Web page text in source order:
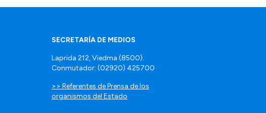
SECRETARÍA DE MEDIOS
Laprida 212, Viedma (8500).
Conmutador: (02920) 425700
>> Referentes de Prensa de los
organismos del Estado